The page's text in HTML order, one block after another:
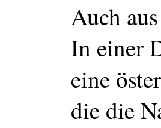
Auch
In einer
eine
die die